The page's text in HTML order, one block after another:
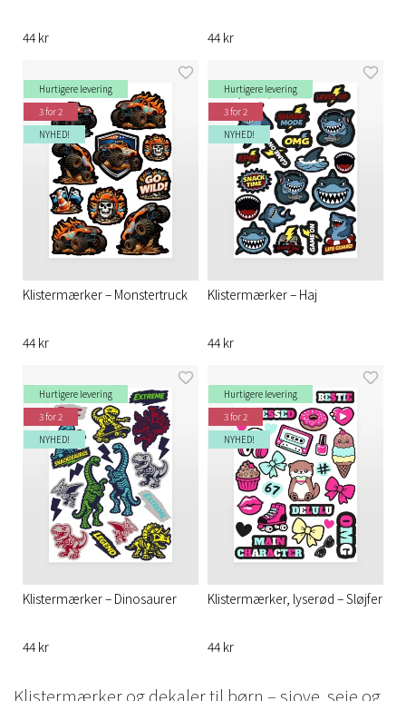
44 kr 44 kr
Hurtigere levering
3 for 2
NYHED!
Klistermærker – Monstertruck
44 kr
Hurtigere levering
3 for 2
NYHED!
Klistermærker – Haj
44 kr
Hurtigere levering
3 for 2
NYHED!
Klistermærker – Dinosaurer
44 kr
Hurtigere levering
3 for 2
NYHED!
Klistermærker, lyserød – Sløjfer
44 kr
Klistermærker og dekaler til børn – sjove, seje og